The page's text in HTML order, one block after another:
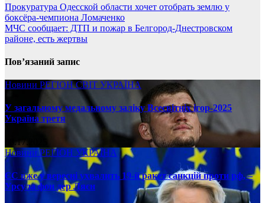
Прокуратура Одесской области хочет отобрать землю у
боксёра-чемпиона Ломаченко
МЧС сообщает: ДТП и пожар в Белгород-Днестровском
районе, есть жертвы
Пов’язаний запис
Новини РЕГІОНСВІТ УКРАЇНА
У загальному медальному заліку Всесвітніх ігор-2025
Україна третя
08.17.2025
НовиниРЕГІОН УКРАЇНА
ЄС вже у вересні ухвалить 19-й ракет санкцій проти рф, –
Урсула фон дер Ляєн